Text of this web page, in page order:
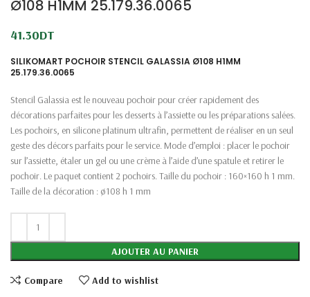
Ø108 H1MM 25.179.36.0065
41.30DT
SILIKOMART POCHOIR STENCIL GALASSIA Ø108 H1MM
25.179.36.0065
Stencil Galassia est le nouveau pochoir pour créer rapidement des
décorations parfaites pour les desserts à l’assiette ou les préparations salées.
Les pochoirs, en silicone platinum ultrafin, permettent de réaliser en un seul
geste des décors parfaits pour le service. Mode d’emploi : placer le pochoir
sur l’assiette, étaler un gel ou une crème à l’aide d’une spatule et retirer le
pochoir. Le paquet contient 2 pochoirs. Taille du pochoir : 160×160 h 1 mm.
Taille de la décoration : ø108 h 1 mm
AJOUTER AU PANIER
Compare Add to wishlist